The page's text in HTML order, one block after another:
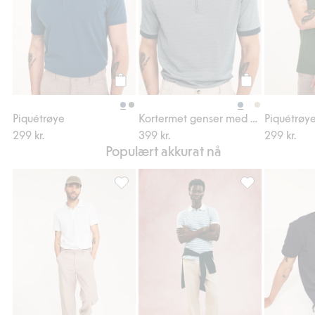
Legg til
Piquétrøye
299 kr.
Legg til
399 kr.
299 kr.
Populært akkurat nå
Piquétrøye, Legg til i favoriter